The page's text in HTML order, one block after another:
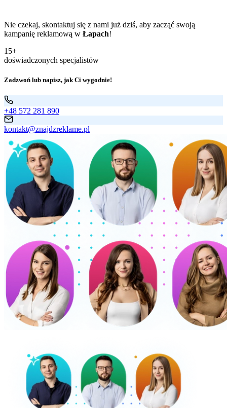
Nie czekaj, skontaktuj się z nami już dziś, aby zacząć swoją
kampanię reklamową w Łapach!
15+
doświadczonych specjalistów
Zadzwoń lub napisz, jak Ci wygodnie!
+48 572 281 890
kontakt@znajdzreklame.pl